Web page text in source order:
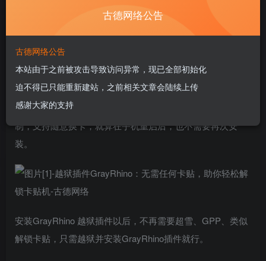
安装GrayRhino 之后无需任何额外的硬
件即可解锁SIM卡网络锁。
GrayRhino插件这款插件适用于iOS12到iOS14.x上的所有越
狱设备，安装简单，设置简单。基本上，所有安装过程都是
自动的，并且在几秒钟内，iPhone或iPad上的网络锁就被解
锁了，然后就可以插入其他运营商的SIM卡使用，不受限
制，支持随意换卡，就算在手机重启后，也不需要再次安
装。
安装GrayRhino 越狱插件以后，不再需要超雪、GPP、类似
解锁卡贴，只需越狱并安装GrayRhino插件就行。
古德网络公告
古德网络公告
本站由于之前被攻击导致访问异常，现已全部初始化
迫不得已只能重新建站，之前相关文章会陆续上传
感谢大家的支持